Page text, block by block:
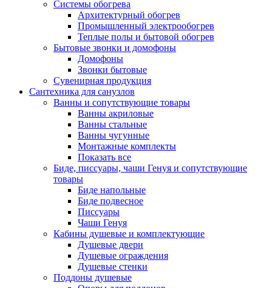
Системы обогрева
Архитектурный обогрев
Промышленный электрообогрев
Теплые полы и бытовой обогрев
Бытовые звонки и домофоны
Домофоны
Звонки бытовые
Сувенирная продукция
Сантехника для санузлов
Ванны и сопутствующие товары
Ванны акриловые
Ванны стальные
Ванны чугунные
Монтажные комплекты
Показать все
Биде, писсуары, чаши Генуя и сопутствующие
товары
Биде напольные
Биде подвесное
Писсуары
Чаши Генуя
Кабины душевые и комплектующие
Душевые двери
Душевые ограждения
Душевые стенки
Поддоны душевые